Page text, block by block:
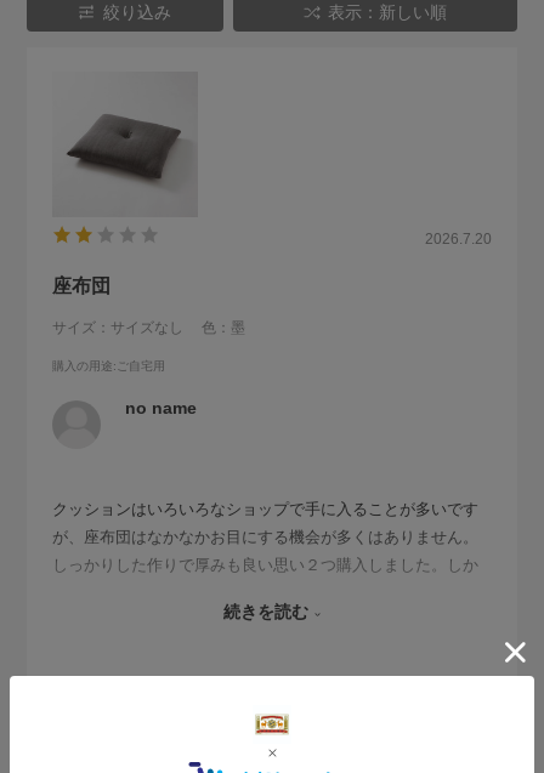
絞り込み 表示：新しい順
2026.7.20
座布団
サイズ：サイズなし 色：墨
購入の用途:ご自宅用
no name
クッションはいろいろなショップで手に入ることが多いです
が、座布団はなかなかお目にする機会が多くはありません。
しっかりした作りで厚みも良い思い２つ購入しました。しか
に熱がこもりやすく、梅雨時期は湿気を吸収しているように
かなと思いました。
続きを読む
参考になった